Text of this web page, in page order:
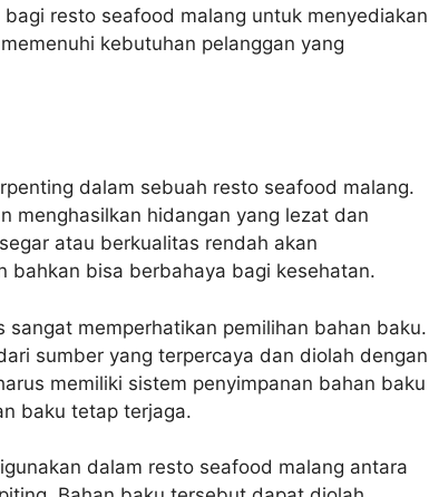
resto seafood malang untuk menyediakan
kebutuhan pelanggan yang
dalam sebuah resto seafood malang.
menghasilkan hidangan yang lezat dan
atau berkualitas rendah akan
bahkan bisa berbahaya bagi kesehatan.
memperhatikan pemilihan bahan baku.
sumber yang terpercaya dan diolah dengan
memiliki sistem penyimpanan bahan baku
baku tetap terjaga.
dalam resto seafood malang antara